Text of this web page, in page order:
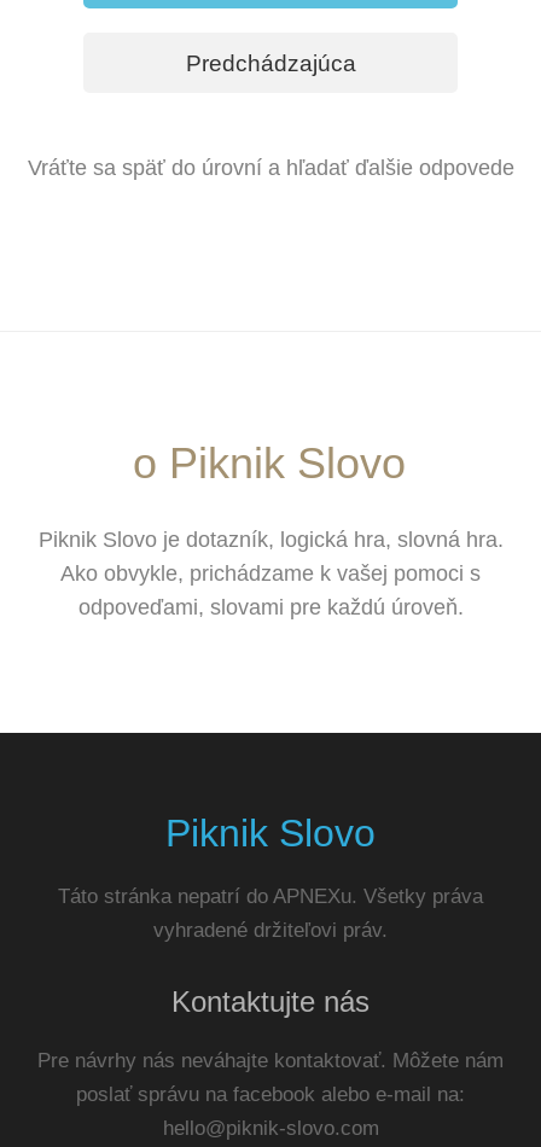
Predchádzajúca
Vráťte sa späť do úrovní a hľadať ďalšie odpovede
o Piknik Slovo
Piknik Slovo je dotazník, logická hra, slovná hra.
Ako obvykle, prichádzame k vašej pomoci s
odpoveďami, slovami pre každú úroveň.
Piknik Slovo
Táto stránka nepatrí do APNEXu. Všetky práva
vyhradené držiteľovi práv.
Kontaktujte nás
Pre návrhy nás neváhajte kontaktovať. Môžete nám
poslať správu na facebook alebo e-mail na:
hello@piknik-slovo.com